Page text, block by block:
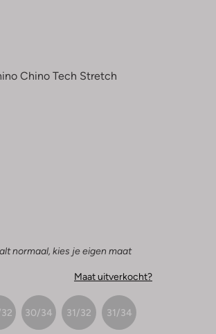
Chino Tech Stretch
normaal, kies je eigen maat
Maat uitverkocht?
30/34 31/32 31/34